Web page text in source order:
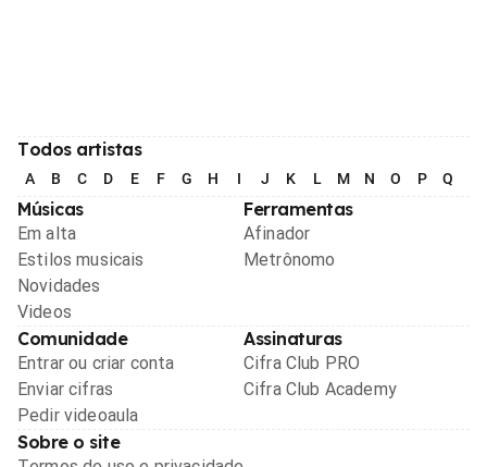
Todos artistas
A B C D E F G H I J K L M N O P Q
Músicas
Em alta
Estilos musicais
Novidades
Videos
Ferramentas
Afinador
Metrônomo
Comunidade
Entrar ou criar conta
Enviar cifras
Pedir videoaula
Assinaturas
Cifra Club PRO
Cifra Club Academy
Sobre o site